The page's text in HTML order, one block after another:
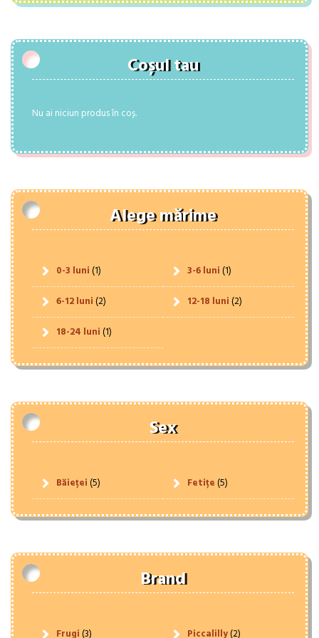
Coșul tau
Nu ai niciun produs în coș.
Alege mărime
0-3 luni(1) 3-6 luni(1)
6-12 luni(2) 12-18 luni(2)
18-24 luni(1)
Sex
Băieței(5) Fetițe(5)
Brand
Frugi(3) Piccalilly(2)